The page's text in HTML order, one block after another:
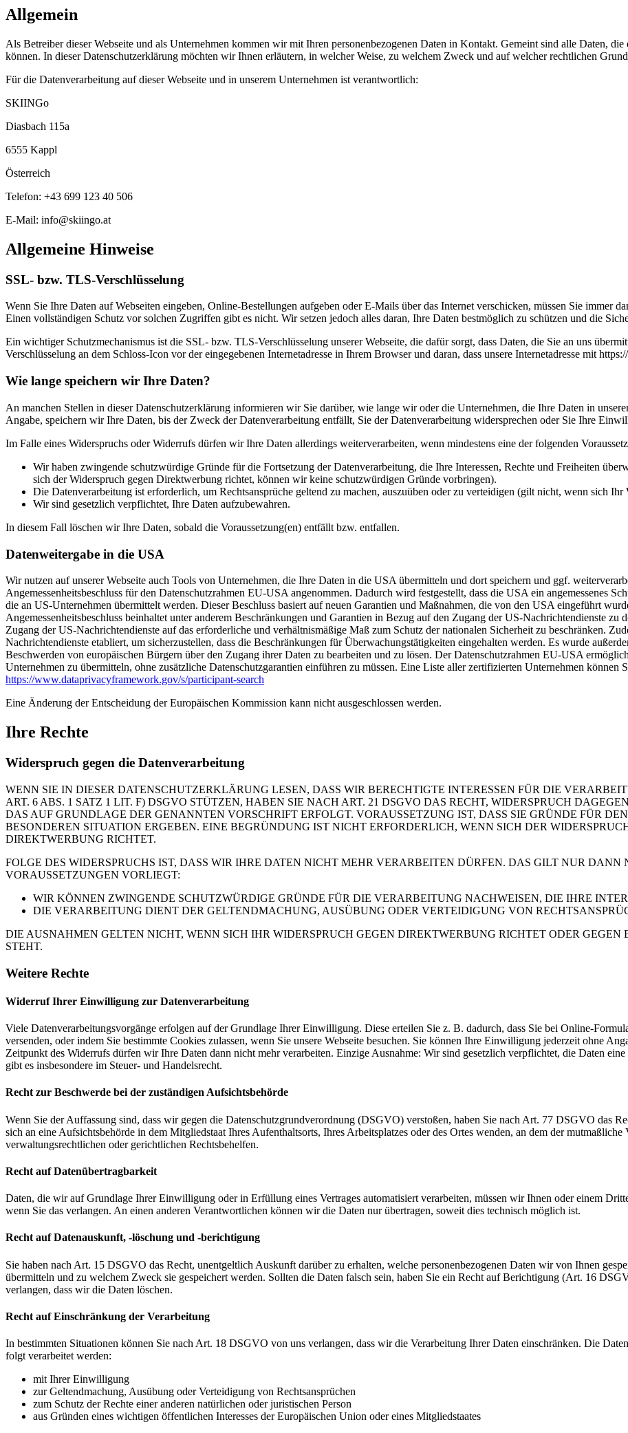
Allgemein
Als Betreiber dieser Webseite und als Unternehmen kommen wir mit Ihren personenbezogenen Daten in Kontakt. Gemeint sind alle Daten,
können. In dieser Datenschutzerklärung möchten wir Ihnen erläutern, in welcher Weise, zu welchem Zweck und auf welcher rechtlichen
Für die Datenverarbeitung auf dieser Webseite und in unserem Unternehmen ist verantwortlich:
SKIINGo
Diasbach 115a
6555 Kappl
Österreich
Telefon: +43 699 123 40 506
E-Mail: info@skiingo.at
Allgemeine Hinweise
SSL- bzw. TLS-Verschlüsselung
Wenn Sie Ihre Daten auf Webseiten eingeben, Online-Bestellungen aufgeben oder E-Mails über das Internet verschicken, müssen Sie immer
Einen vollständigen Schutz vor solchen Zugriffen gibt es nicht. Wir setzen jedoch alles daran, Ihre Daten bestmöglich zu schützen und die
Ein wichtiger Schutzmechanismus ist die SSL- bzw. TLS-Verschlüsselung unserer Webseite, die dafür sorgt, dass Daten, die Sie an uns
Verschlüsselung an dem Schloss-Icon vor der eingegebenen Internetadresse in Ihrem Browser und daran, dass unsere Internetadresse mit
Wie lange speichern wir Ihre Daten?
An manchen Stellen in dieser Datenschutzerklärung informieren wir Sie darüber, wie lange wir oder die Unternehmen, die Ihre Daten in
Angabe, speichern wir Ihre Daten, bis der Zweck der Datenverarbeitung entfällt, Sie der Datenverarbeitung widersprechen oder Sie Ihre
Im Falle eines Widerspruchs oder Widerrufs dürfen wir Ihre Daten allerdings weiterverarbeiten, wenn mindestens eine der folgenden
Wir haben zwingende schutzwürdige Gründe für die Fortsetzung der Datenverarbeitung, die Ihre Interessen, Rechte und Freiheiten
sich der Widerspruch gegen Direktwerbung richtet, können wir keine schutzwürdigen Gründe vorbringen).
Die Datenverarbeitung ist erforderlich, um Rechtsansprüche geltend zu machen, auszuüben oder zu verteidigen (gilt nicht, wenn sich
Wir sind gesetzlich verpflichtet, Ihre Daten aufzubewahren.
In diesem Fall löschen wir Ihre Daten, sobald die Voraussetzung(en) entfällt bzw. entfallen.
Datenweitergabe in die USA
Wir nutzen auf unserer Webseite auch Tools von Unternehmen, die Ihre Daten in die USA übermitteln und dort speichern und ggf.
Angemessenheitsbeschluss für den Datenschutzrahmen EU-USA angenommen. Dadurch wird festgestellt, dass die USA ein angemessenes
die an US-Unternehmen übermittelt werden. Dieser Beschluss basiert auf neuen Garantien und Maßnahmen, die von den USA eingeführt
Angemessenheitsbeschluss beinhaltet unter anderem Beschränkungen und Garantien in Bezug auf den Zugang der US-Nachrichtendienste
Zugang der US-Nachrichtendienste auf das erforderliche und verhältnismäßige Maß zum Schutz der nationalen Sicherheit zu beschränken.
Nachrichtendienste etabliert, um sicherzustellen, dass die Beschränkungen für Überwachungstätigkeiten eingehalten werden. Es wurde
Beschwerden von europäischen Bürgern über den Zugang ihrer Daten zu bearbeiten und zu lösen. Der Datenschutzrahmen EU-USA
Unternehmen zu übermitteln, ohne zusätzliche Datenschutzgarantien einführen zu müssen. Eine Liste aller zertifizierten Unternehmen können
https://www.dataprivacyframework.gov/s/participant-search
Eine Änderung der Entscheidung der Europäischen Kommission kann nicht ausgeschlossen werden.
Ihre Rechte
Widerspruch gegen die Datenverarbeitung
WENN SIE IN DIESER DATENSCHUTZERKLÄRUNG LESEN, DASS WIR BERECHTIGTE INTERESSEN FÜR DIE
ART. 6 ABS. 1 SATZ 1 LIT. F) DSGVO STÜTZEN, HABEN SIE NACH ART. 21 DSGVO DAS RECHT, WIDERSPRUCH
DAS AUF GRUNDLAGE DER GENANNTEN VORSCHRIFT ERFOLGT. VORAUSSETZUNG IST, DASS SIE GRÜNDE FÜR
BESONDEREN SITUATION ERGEBEN. EINE BEGRÜNDUNG IST NICHT ERFORDERLICH, WENN SICH DER
DIREKTWERBUNG RICHTET.
FOLGE DES WIDERSPRUCHS IST, DASS WIR IHRE DATEN NICHT MEHR VERARBEITEN DÜRFEN. DAS GILT NUR DANN
VORAUSSETZUNGEN VORLIEGT:
WIR KÖNNEN ZWINGENDE SCHUTZWÜRDIGE GRÜNDE FÜR DIE VERARBEITUNG NACHWEISEN, DIE IHRE
DIE VERARBEITUNG DIENT DER GELTENDMACHUNG, AUSÜBUNG ODER VERTEIDIGUNG VON
DIE AUSNAHMEN GELTEN NICHT, WENN SICH IHR WIDERSPRUCH GEGEN DIREKTWERBUNG RICHTET ODER
STEHT.
Weitere Rechte
Widerruf Ihrer Einwilligung zur Datenverarbeitung
Viele Datenverarbeitungsvorgänge erfolgen auf der Grundlage Ihrer Einwilligung. Diese erteilen Sie z. B. dadurch, dass Sie bei Online-
versenden, oder indem Sie bestimmte Cookies zulassen, wenn Sie unsere Webseite besuchen. Sie können Ihre Einwilligung jederzeit ohne
Zeitpunkt des Widerrufs dürfen wir Ihre Daten dann nicht mehr verarbeiten. Einzige Ausnahme: Wir sind gesetzlich verpflichtet, die Daten
gibt es insbesondere im Steuer- und Handelsrecht.
Recht zur Beschwerde bei der zuständigen Aufsichtsbehörde
Wenn Sie der Auffassung sind, dass wir gegen die Datenschutzgrundverordnung (DSGVO) verstoßen, haben Sie nach Art. 77 DSGVO das
sich an eine Aufsichtsbehörde in dem Mitgliedstaat Ihres Aufenthaltsorts, Ihres Arbeitsplatzes oder des Ortes wenden, an dem der mutmaßliche
verwaltungsrechtlichen oder gerichtlichen Rechtsbehelfen.
Recht auf Datenübertragbarkeit
Daten, die wir auf Grundlage Ihrer Einwilligung oder in Erfüllung eines Vertrages automatisiert verarbeiten, müssen wir Ihnen oder einem
wenn Sie das verlangen. An einen anderen Verantwortlichen können wir die Daten nur übertragen, soweit dies technisch möglich ist.
Recht auf Datenauskunft, -löschung und -berichtigung
Sie haben nach Art. 15 DSGVO das Recht, unentgeltlich Auskunft darüber zu erhalten, welche personenbezogenen Daten wir von Ihnen
übermitteln und zu welchem Zweck sie gespeichert werden. Sollten die Daten falsch sein, haben Sie ein Recht auf Berichtigung (Art. 16
verlangen, dass wir die Daten löschen.
Recht auf Einschränkung der Verarbeitung
In bestimmten Situationen können Sie nach Art. 18 DSGVO von uns verlangen, dass wir die Verarbeitung Ihrer Daten einschränken. Die
folgt verarbeitet werden:
mit Ihrer Einwilligung
zur Geltendmachung, Ausübung oder Verteidigung von Rechtsansprüchen
zum Schutz der Rechte einer anderen natürlichen oder juristischen Person
aus Gründen eines wichtigen öffentlichen Interesses der Europäischen Union oder eines Mitgliedstaates